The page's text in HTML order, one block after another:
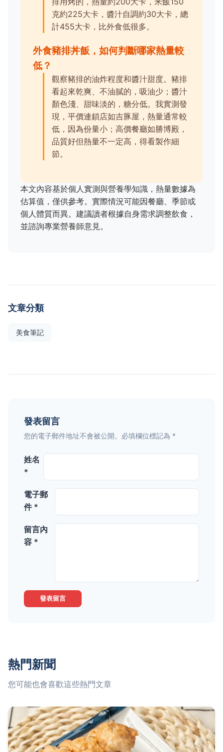
克約225大卡，醬汁自調約30大卡，總
計455大卡，比外食低很多。
外食豬排丼飯，如何判斷哪家熱量較
低？
觀察豬排的油炸程度和醬汁甜度。豬排
看起來乾爽、不油膩的，吸油少；醬汁
顏色淺、甜味淡的，糖分低。我實測發
現，平價連鎖店如吉豚屋，熱量通常較
低，因為份量小；高價餐廳如勝博殿，
品質好但熱量不一定高，得看製作細
節。
本文內容基於個人實測與營養學知識，熱量數據為
估算值，僅供參考。實際情況可能因餐廳、季節或
個人體質而異。建議讀者根據自身需求調整飲食，
並諮詢專業營養師意見。
文章分類
美食筆記
發表留言
您的電子郵件地址不會被公開。必填欄位標記為 *
姓名
*
電子郵
件 *
留言內
容 *
發表留言
熱門新聞
您可能也會喜歡這些熱門文章